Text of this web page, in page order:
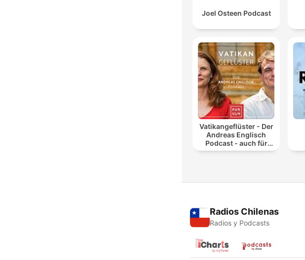
Joel Osteen Podcast
Vatikangeflüster - Der
Andreas Englisch
Podcast - auch für
Atheisten
Radios Chilenas
Radios y Podcasts